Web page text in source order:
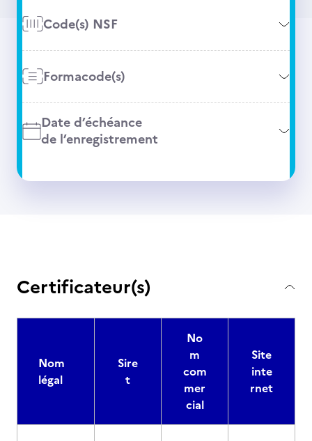
Code(s) NSF
Formacode(s)
Date d’échéance
de l’enregistrement
Certificateur(s)
Nom
légal
Sire
t
No
m
com
mer
cial
Site
inte
rnet